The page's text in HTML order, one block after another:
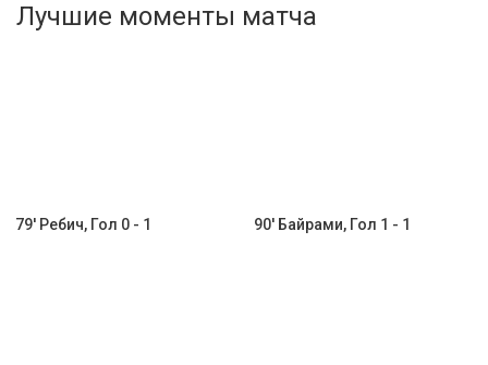
Активировать промокод
Лучшие моменты матча
79' Ребич, Гол 0 - 1 90' Байрами, Гол 1 - 1